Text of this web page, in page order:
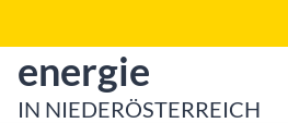
zur Startseite von
energie
IN NIEDERÖSTERREICH